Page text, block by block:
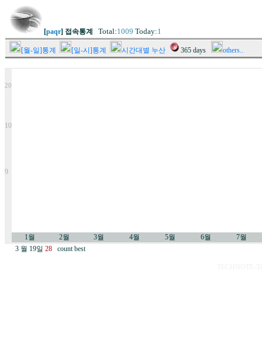
[paqr] 접속통계 Total:1009 Today:1
[월-일]통계 [일-시]통계 시간대별 누산 365 days others..
20
1월 2월 3월 4월 5월 6월 7월
10
9
3 월 19일 28 count best